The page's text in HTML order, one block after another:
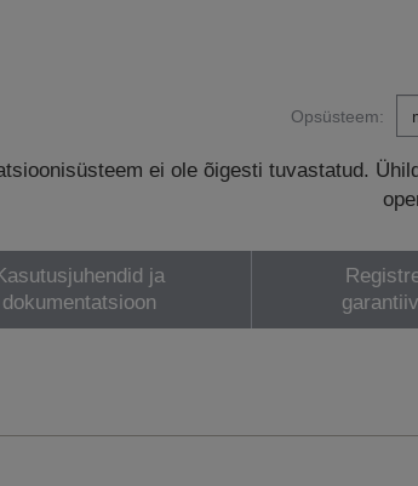
Opsüsteem:
ei ole õigesti tuvastatud.
ja
dokumentatsioon